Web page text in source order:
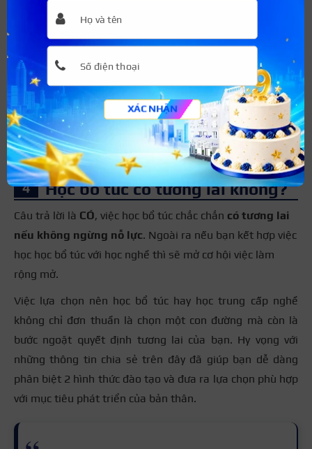
nghề bởi học phí sẽ thấp hơn so với các chương trình
Ngoài ra, bạn cũng có thể lựa chọn hình thức học dựa
trên năng lực và sở thích cá nhân, hoàn cảnh gia đình và
nhu cầu của thị trường lao động. Đồng thời, nên tìm hiểu
kỹ thông tin các trường và ngành nghề, tham khảo ý kiến
của người thân, bạn bè để đưa ra lựa chọn tốt cho tương
lai.
Học bổ túc có tương lai không?
Câu trả lời là CÓ, việc học bổ túc chắc chắn có tương lai
nếu không ngừng nỗ lực. Ngoài ra nếu bạn kết hợp việc
học học bổ túc với học nghề thì sẽ mở cơ hội việc làm
rộng mở.
Việc lựa chọn nên học bổ túc hay học trung cấp nghề
không chỉ đơn thuần là chọn một con đường mà còn là
bước ngoặt quyết định tương lai của bạn. Hy vọng với
những thông tin chia sẻ trên đây đã giúp bạn dễ dàng
phân biệt 2 hình thức đào tạo và đưa ra lựa chọn phù hợp
với mục tiêu phát triển của bản thân.
XÁC NHẬN